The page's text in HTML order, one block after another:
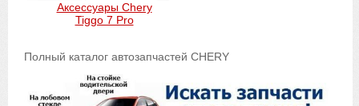
Аксессуары Chery
Tiggo 7 Pro
Полный каталог автозапчастей CHERY